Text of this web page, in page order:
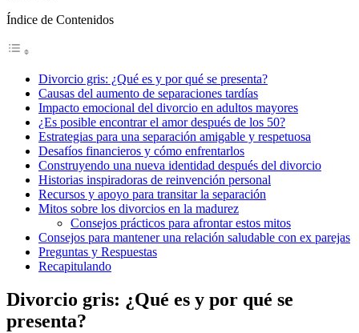
Índice de Contenidos
Divorcio gris: ¿Qué es y por qué se presenta?
Causas del aumento de separaciones tardías
Impacto emocional del divorcio en adultos mayores
¿Es posible encontrar el amor después de los 50?
Estrategias para una separación amigable y respetuosa
Desafíos financieros y cómo enfrentarlos
Construyendo una nueva identidad después del divorcio
Historias inspiradoras de reinvención personal
Recursos y apoyo para transitar la separación
Mitos sobre los divorcios en la madurez
Consejos prácticos para afrontar estos mitos
Consejos para mantener una relación saludable con ex parejas
Preguntas y Respuestas
Recapitulando
Divorcio gris: ¿Qué es y por qué se
presenta?